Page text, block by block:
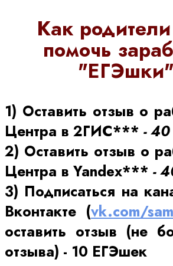
Как родители
помочь
1) Оставить отзыв о
Центра в 2ГИС*** -
2) Оставить отзыв о
Центра в Yandex*** -
3) Подписаться на
Вконтакте (vk.com/
оставить отзыв (не
отзыва) - 10 ЕГЭшек